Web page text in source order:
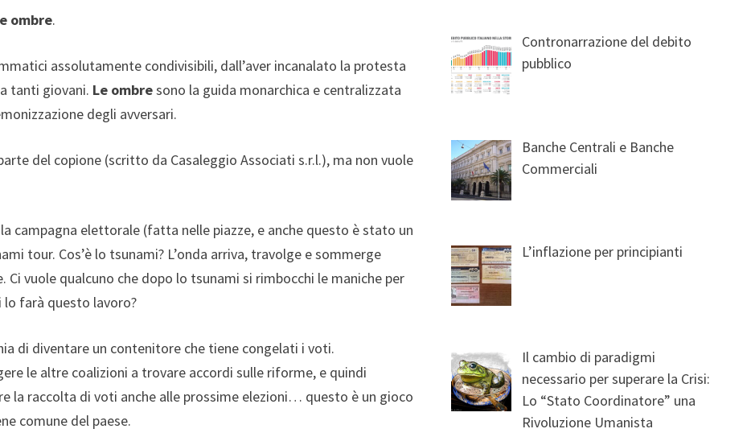
ombre.
assolutamente condivisibili, dall’aver incanalato la protesta
tanti giovani. Le ombresono la guida monarchica e centralizzata
degli avversari.
del copione (scritto da Casaleggio Associati s.r.l.), ma non vuole
campagna elettorale (fatta nelle piazze, e anche questo è stato un
tour. Cos’è lo tsunami? L’onda arriva, travolge e sommerge
vuole qualcuno che dopo lo tsunami si rimbocchi le maniche per
farà questo lavoro?
di diventare un contenitore che tiene congelati i voti.
le altre coalizioni a trovare accordi sulle riforme, e quindi
la raccolta di voti anche alle prossime elezioni… questo è un gioco
comune del paese.
Contronarrazione del debito
pubblico
Banche Centrali e Banche
Commerciali
L’inflazione per principianti
Il cambio di paradigmi
necessario per superare la Crisi:
Lo “Stato Coordinatore” una
Rivoluzione Umanista